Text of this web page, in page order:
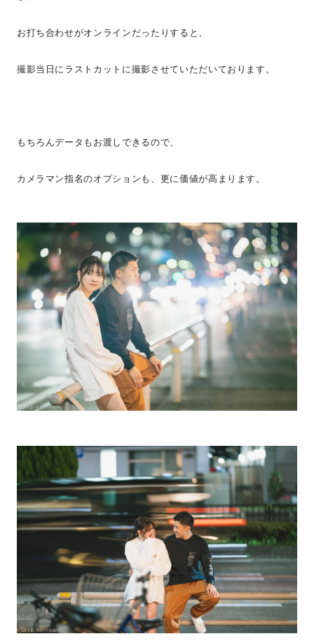
お打ち合わせがオンラインだったりすると、
撮影当日にラストカットに撮影させていただいております。
もちろんデータもお渡しできるので、
カメラマン指名のオプションも、更に価値が高まります。